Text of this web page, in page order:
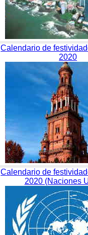
Calendario de
2020
Calendario de
2020 (Naciones